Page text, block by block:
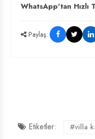
WhatsApp'tan Hızlı
Paylaş:
Etiketler: #villa